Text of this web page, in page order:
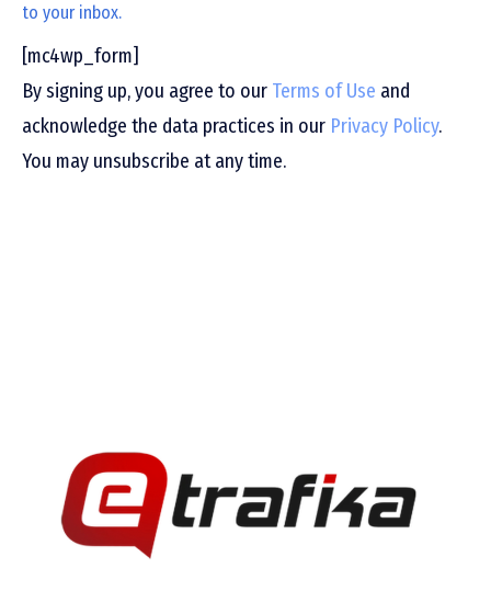
to your inbox.
[mc4wp_form]
By signing up, you agree to our Terms of Use and
acknowledge the data practices in our Privacy Policy.
You may unsubscribe at any time.